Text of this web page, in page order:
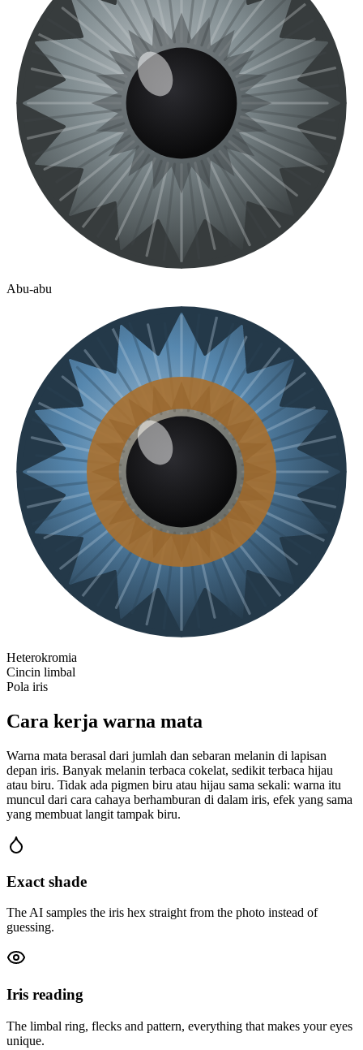
Abu-abu
Heterokromia
Cincin limbal
Pola iris
Cara kerja warna mata
Warna mata berasal dari jumlah dan sebaran melanin di lapisan
depan iris. Banyak melanin terbaca cokelat, sedikit terbaca hijau
atau biru. Tidak ada pigmen biru atau hijau sama sekali: warna itu
muncul dari cara cahaya berhamburan di dalam iris, efek yang sama
yang membuat langit tampak biru.
Exact shade
The AI samples the iris hex straight from the photo instead of
guessing.
Iris reading
The limbal ring, flecks and pattern, everything that makes your eyes
unique.